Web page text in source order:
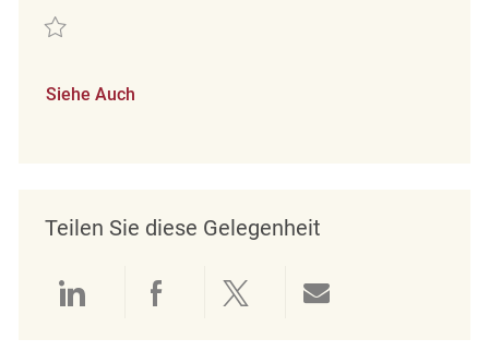
Retten back room associate REQ88587
Siehe Auch
Teilen Sie diese Gelegenheit
Über LinkedIn teilen
Über Facebook teilen
Über Twitter teilen